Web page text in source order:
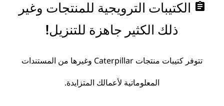
assignment الكتيبات الترويجية للمنتجات وغير
ذلك الكثير جاهزة للتنزيل!
تتوفر كتيبات منتجات Caterpillar وغيرها من المستندات
المعلوماتية لأعمالك المتزايدة.